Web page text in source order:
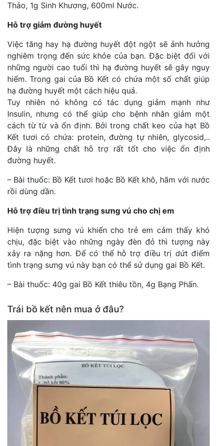
Thảo, 1g Sinh Khương, 600ml Nước.
Hỗ trợ giảm đường huyết
Việc tăng hay hạ đường huyết đột ngột sẽ ảnh hưởng
nghiêm trọng đến sức khỏe của bạn. Đặc biệt đối với
những người cao tuổi thì hạ đường huyết sẽ gây nguy
hiểm. Trong gai của Bồ Kết có chứa một số chất giúp
hạ đường huyết một cách hiệu quả.
Tuy nhiên nó không có tác dụng giảm mạnh như
Insulin, nhưng có thể giúp cho bệnh nhân giảm một
cách từ từ và ổn định. Bởi trong chất keo của hạt Bồ
Kết tươi có chứa: protein, đường tự nhiên, glycosid,..
Đây là những chất hỗ trợ rất tốt cho việc ổn định
đường huyết.
– Bài thuốc: Bồ Kết tươi hoặc Bồ Kết khô, hãm với nước
rồi dùng dần.
Hỗ trợ điều trị tình trạng sưng vú cho chị em
Hiện tượng sưng vú khiến cho trẻ em cảm thấy khó
chịu, đặc biệt vào những ngày đèn đỏ thì tượng này
xảy ra nặng hơn. Để có thể hỗ trợ điều trị dứt điểm
tình trạng sưng vú này bạn có thể sử dụng gai Bồ Kết.
– Bài thuốc: 40g gai Bồ Kết thiêu tồn, 4g Bạng Phấn.
Trái bồ kết nên mua ở đâu?